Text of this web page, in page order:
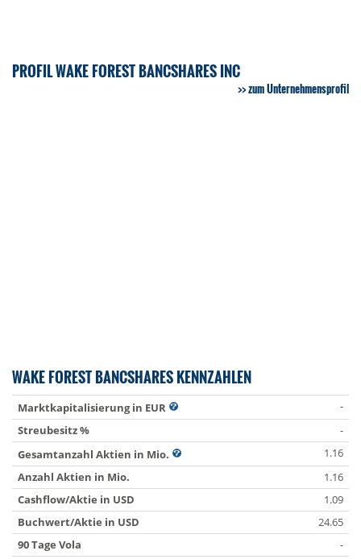
PROFIL WAKE FOREST BANCSHARES INC
zum Unternehmensprofil
WAKE FOREST BANCSHARES KENNZAHLEN
Marktkapitalisierung in EUR
-
Streubesitz %
-
Gesamtanzahl Aktien in Mio.
1.16
Anzahl Aktien in Mio.
1.16
Cashflow/Aktie in USD
1.09
Buchwert/Aktie in USD
24.65
90 Tage Vola
-